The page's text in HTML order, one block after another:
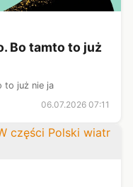
Bo tamto to już
to już nie ja
06.07.2026 07:11